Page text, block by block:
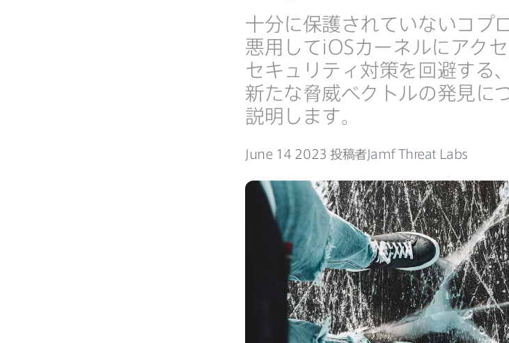
十分に​保護されていない​コプ
悪用して iOSカーネルに​アク
セキュリティ対策を​回避する、
新たな​脅威ベクトルの​発見に​
説明します。
June 14 2023 投稿者 Jamf Threat Labs